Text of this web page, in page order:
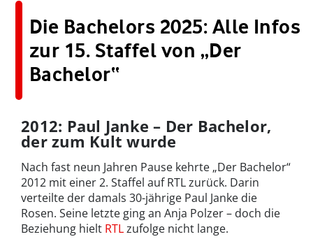
Die Bachelors 2025: Alle Infos
zur 15. Staffel von „Der
Bachelor“
2012: Paul Janke – Der Bachelor,
der zum Kult wurde
Nach fast neun Jahren Pause kehrte „Der Bachelor“
2012 mit einer 2. Staffel auf RTL zurück. Darin
verteilte der damals 30-jährige Paul Janke die
Rosen. Seine letzte ging an Anja Polzer – doch die
Beziehung hielt RTLzufolge nicht lange.